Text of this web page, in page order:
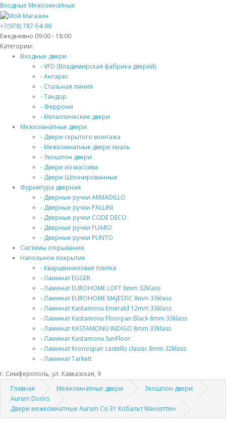
Входные Межкомнатные
+7(978) 787-54-99
Ежедневно 09:00 - 18:00
Категории:
Входные двери
- VFD (Владимирская фабрика дверей)
- Антарес
- Стальная линия
- Тандор
- Феррони
- Металлические двери
Межкомнатные двери
- Двери скрытого монтажа
- Межкомнатные двери эмаль
- Экошпон двери
- Двери из массива
- Двери Шпонированные
Фурнитура дверная
- Дверные ручки ARMADILLO
- Дверные ручки PALLINI
- Дверные ручки CODE DECO
- Дверные ручки FUARO
- Дверные ручки PUNTO
Системы открывания
Напольное покрытие
- Кварцвиниловая плитка
- Ламинат EGGER
- Ламинат EUROHOME LOFT 8mm 32klass
- Ламинат EUROHOME MAJESTIC 8mm 33klass
- Ламинат Kastamonu Emerald 12mm 33klass
- Ламинат Kastamonu Floorpan Black 8mm 33klass
- Ламинат KASTAMONU INDIGO 8mm 33klass
- Ламинат Kastamonu SunFloor
- Ламинат Kronospan castello classic 8mm 32klass
- Ламинат Tarkett
г. Симферополь, ул. Кавказская, 9
Главная
Межкомнатные двери
Экошпон двери
Aurum Doors
Двери межкомнатные Aurum Co 31 Кобальт Манхэттен